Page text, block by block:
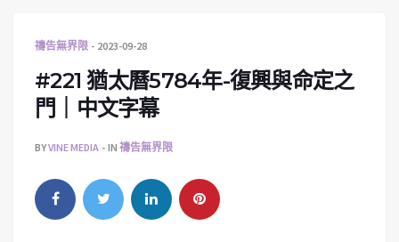
禱告無界限 2023-09-28
#221 猶太曆5784年-復興與命定之
門｜中文字幕
BYVINE MEDIA IN 禱告無界限